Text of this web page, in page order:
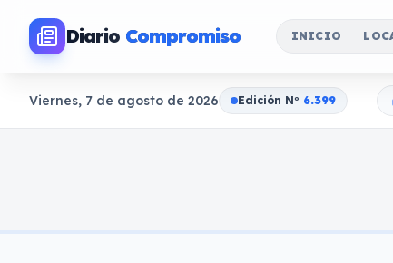
Diario Compromiso INICIO
Viernes, 7 de agosto de 2026 Edición No 6.399